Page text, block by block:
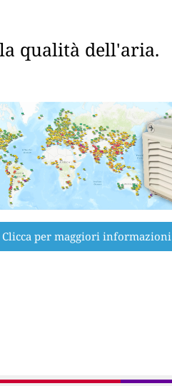
qualità dell'aria.
Clicca per maggiori informazioni